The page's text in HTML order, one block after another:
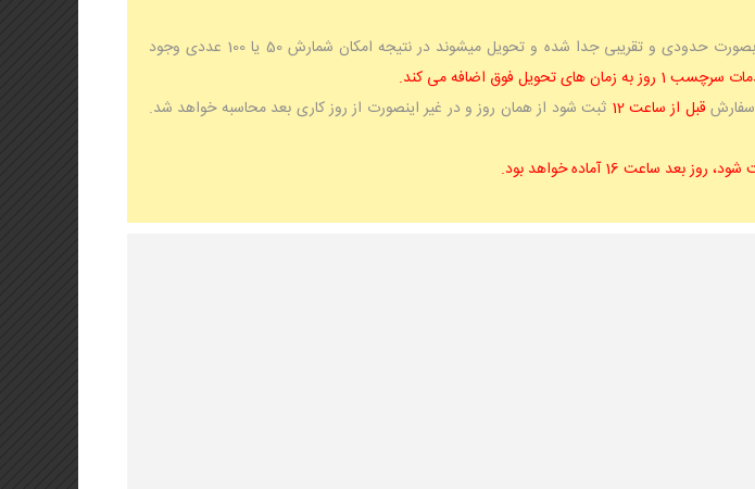
خدمات سرچسب یکجا انجام شده و بعد از خشک شدن دسته ها بصورت حدودی و تقریبی جدا شده و تحویل میشوند در نتیجه امکان شمارش 50 یا 100 عددی وجود
1 روز به زمان های تحویل فوق اضافه می کند.
سفارش قبل از ساعت 12
ثبت شود از همان روز و در غیر اینصورت از روز کاری بعد محاسبه خواهد شد.